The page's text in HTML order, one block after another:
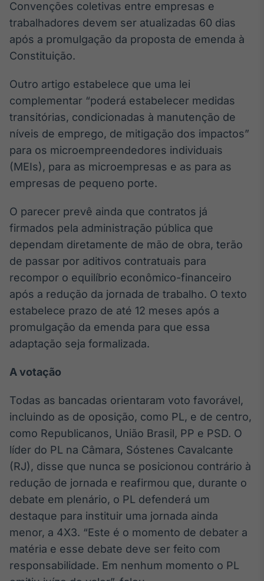
Broadcast
Curadoria
Curadoria de
conteúdos
Soluções de
Tecnologia
Broadcast
Radar
Monitoramento
inteligente de
notícias e
conteúdos
Broadcast
plataforma para
analisar fundos
de investimento
no Brasil
IA
Em breve
Gestão de
Investimentos
Em breve
Tokenização
Convenções coletivas entre empresas e
trabalhadores devem ser atualizadas 60 dias
após a promulgação da proposta de emenda à
Constituição.
Outro artigo estabelece que uma lei
complementar “poderá estabelecer medidas
transitórias, condicionadas à manutenção de
níveis de emprego, de mitigação dos impactos”
para os microempreendedores individuais
(MEIs), para as microempresas e as para as
empresas de pequeno porte.
O parecer prevê ainda que contratos já
firmados pela administração pública que
dependam diretamente de mão de obra, terão
de passar por aditivos contratuais para
recompor o equilíbrio econômico-financeiro
após a redução da jornada de trabalho. O texto
estabelece prazo de até 12 meses após a
promulgação da emenda para que essa
adaptação seja formalizada.
A votação
Todas as bancadas orientaram voto favorável,
incluindo as de oposição, como PL, e de centro,
como Republicanos, União Brasil, PP e PSD. O
líder do PL na Câmara, Sóstenes Cavalcante
(RJ), disse que nunca se posicionou contrário à
redução de jornada e reafirmou que, durante o
debate em plenário, o PL defenderá um
destaque para instituir uma jornada ainda
menor, a 4X3. “Este é o momento de debater a
matéria e esse debate deve ser feito com
responsabilidade. Em nenhum momento o PL